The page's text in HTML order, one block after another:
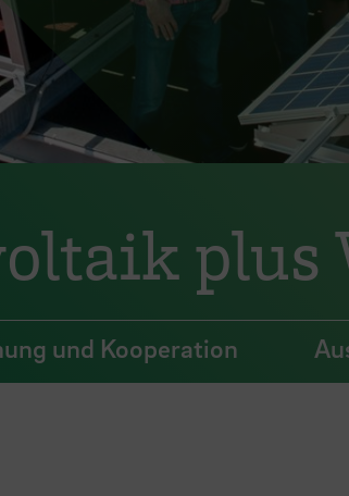
plus
und Kooperation